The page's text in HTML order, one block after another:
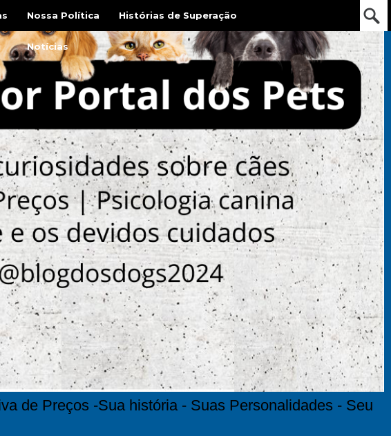
Nossa Política Histórias de Superação
Notícias
de Preços -Sua história - Suas Personalidades - Seu